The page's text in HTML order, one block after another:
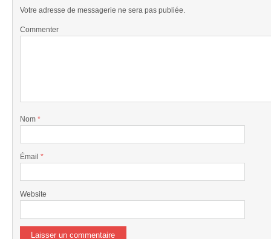
Votre adresse de messagerie ne sera pas publiée.
Commenter
Nom *
Émail *
Website